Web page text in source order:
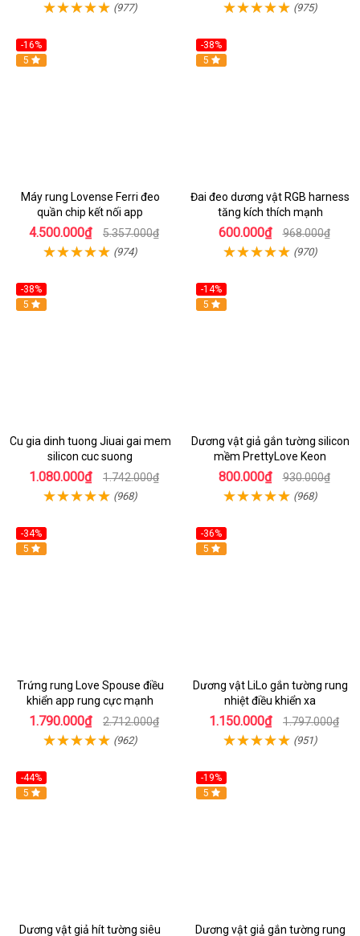
(977) (975)
-16%
Hot
5
Máy rung Lovense Ferri đeo
quần chip kết nối app
4.500.000₫ 5.357.000₫
(974)
-38%
Hot
5
Đai đeo dương vật RGB harness
tăng kích thích mạnh
600.000₫ 968.000₫
(970)
-38%
5
Cu gia dinh tuong Jiuai gai mem
silicon cuc suong
1.080.000₫ 1.742.000₫
(968)
-14%
5
Dương vật giả gắn tường silicon
mềm PrettyLove Keon
800.000₫ 930.000₫
(968)
-34%
5
Trứng rung Love Spouse điều
khiển app rung cực mạnh
1.790.000₫ 2.712.000₫
(962)
-36%
5
Dương vật LiLo gắn tường rung
nhiệt điều khiển xa
1.150.000₫ 1.797.000₫
(951)
-44%
Hot
5
Dương vật giả hít tường siêu
-19%
Hot
5
Dương vật giả gắn tường rung